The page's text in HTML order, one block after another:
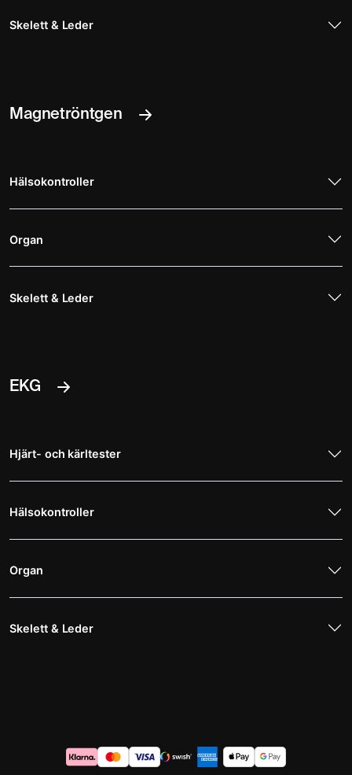
Skelett & Leder
Magnetröntgen
Hälsokontroller
Organ
Skelett & Leder
EKG
Hjärt- och kärltester
Hälsokontroller
Organ
Skelett & Leder